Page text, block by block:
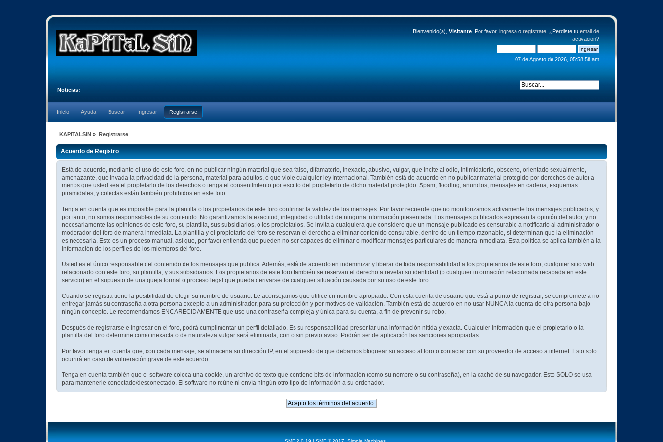
Bienvenido(a), Visitante. Por favor, ingresao regístrate. ¿Perdiste tu email de
activación?
07 de Agosto de 2026, 05:58:58 am
Noticias:
Inicio Ayuda Buscar Ingresar Registrarse
KAPITALSIN » Registrarse
Acuerdo de Registro
Está de acuerdo, mediante el uso de este foro, en no publicar ningún material que sea falso, difamatorio, inexacto, abusivo, vulgar, que incite al odio, intimidatorio, obsceno, orientado sexualmente,
amenazante, que invada la privacidad de la persona, material para adultos, o que viole cualquier ley Internacional. También está de acuerdo en no publicar material protegido por derechos de autor a
menos que usted sea el propietario de los derechos o tenga el consentimiento por escrito del propietario de dicho material protegido. Spam, flooding, anuncios, mensajes en cadena, esquemas
piramidales, y colectas están también prohibidos en este foro.
Tenga en cuenta que es imposible para la plantilla o los propietarios de este foro confirmar la validez de los mensajes. Por favor recuerde que no monitorizamos activamente los mensajes publicados, y
por tanto, no somos responsables de su contenido. No garantizamos la exactitud, integridad o utilidad de ninguna información presentada. Los mensajes publicados expresan la opinión del autor, y no
necesariamente las opiniones de este foro, su plantilla, sus subsidiarios, o los propietarios. Se invita a cualquiera que considere que un mensaje publicado es censurable a notificarlo al administrador o
moderador del foro de manera inmediata. La plantilla y el propietario del foro se reservan el derecho a eliminar contenido censurable, dentro de un tiempo razonable, si determinan que la eliminación
es necesaria. Este es un proceso manual, así que, por favor entienda que pueden no ser capaces de eliminar o modificar mensajes particulares de manera inmediata. Esta política se aplica también a la
información de los perfiles de los miembros del foro.
Usted es el único responsable del contenido de los mensajes que publica. Además, está de acuerdo en indemnizar y liberar de toda responsabilidad a los propietarios de este foro, cualquier sitio web
relacionado con este foro, su plantilla, y sus subsidiarios. Los propietarios de este foro también se reservan el derecho a revelar su identidad (o cualquier información relacionada recabada en este
servicio) en el supuesto de una queja formal o proceso legal que pueda derivarse de cualquier situación causada por su uso de este foro.
Cuando se registra tiene la posibilidad de elegir su nombre de usuario. Le aconsejamos que utilice un nombre apropiado. Con esta cuenta de usuario que está a punto de registrar, se compromete a no
entregar jamás su contraseña a otra persona excepto a un administrador, para su protección y por motivos de validación. También está de acuerdo en no usar NUNCA la cuenta de otra persona bajo
ningún concepto. Le recomendamos ENCARECIDAMENTE que use una contraseña compleja y única para su cuenta, a fin de prevenir su robo.
Después de registrarse e ingresar en el foro, podrá cumplimentar un perfil detallado. Es su responsabilidad presentar una información nítida y exacta. Cualquier información que el propietario o la
plantilla del foro determine como inexacta o de naturaleza vulgar será eliminada, con o sin previo aviso. Podrán ser de aplicación las sanciones apropiadas.
Por favor tenga en cuenta que, con cada mensaje, se almacena su dirección IP, en el supuesto de que debamos bloquear su acceso al foro o contactar con su proveedor de acceso a internet. Esto solo
ocurrirá en caso de vulneración grave de este acuerdo.
Tenga en cuenta también que el software coloca una cookie, un archivo de texto que contiene bits de información (como su nombre o su contraseña), en la caché de su navegador. Esto SOLO se usa
para mantenerle conectado/desconectado. El software no reúne ni envía ningún otro tipo de información a su ordenador.
SMF 2.0.19 | SMF © 2017 Simple Machines